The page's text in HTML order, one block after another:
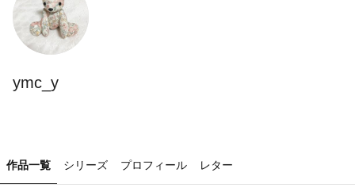
ymc_y
作品一覧 シリーズ プロフィール レター